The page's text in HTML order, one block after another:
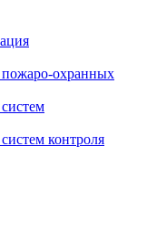
охранных
контроля